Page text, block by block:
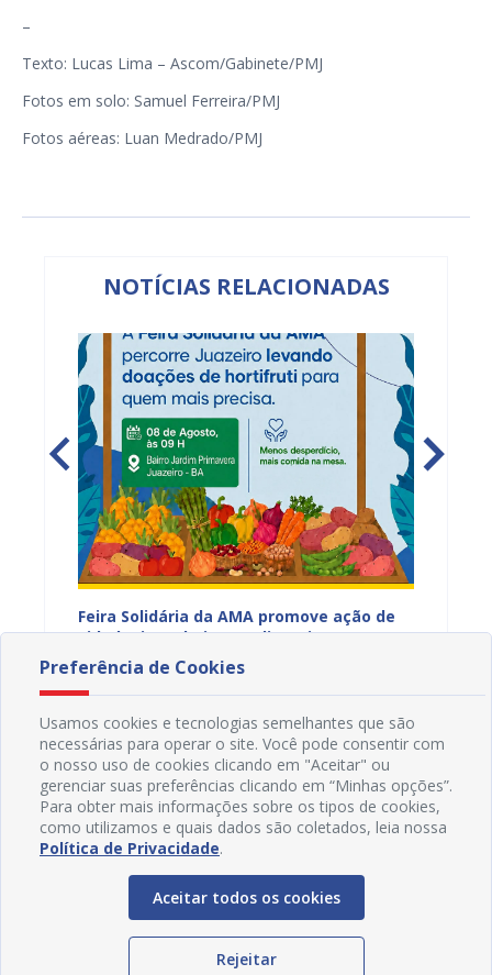
–
Texto: Lucas Lima – Ascom/Gabinete/PMJ
Fotos em solo: Samuel Ferreira/PMJ
Fotos aéreas: Luan Medrado/PMJ
NOTÍCIAS RELACIONADAS
Feira Solidária da AMA promove ação de
cidadania no bairro Jardim Primavera, em
Juazeiro
07/08/2026 16H37
Preferência de Cookies
Usamos cookies e tecnologias semelhantes que são
necessárias para operar o site. Você pode consentir com
o nosso uso de cookies clicando em "Aceitar" ou
gerenciar suas preferências clicando em “Minhas opções”.
Para obter mais informações sobre os tipos de cookies,
como utilizamos e quais dados são coletados, leia nossa
Política de Privacidade.
Aceitar todos os cookies
Rejeitar